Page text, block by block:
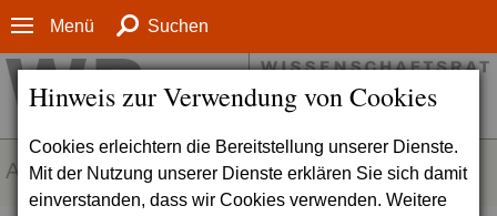
Hinweis zur Verwendung von Cookies
Cookies erleichtern die Bereitstellung unserer Dienste.
Mit der Nutzung unserer Dienste erklären Sie sich damit
einverstanden, dass wir Cookies verwenden. Weitere
Menü Suchen
AKTUELLES